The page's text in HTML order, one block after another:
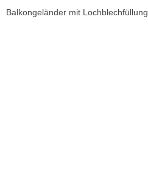
Balkongeländer mit Lochblechfüllung